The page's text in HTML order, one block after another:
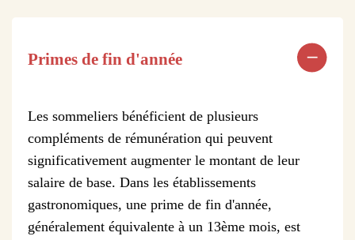
Primes de fin d'année
Les sommeliers bénéficient de plusieurs
compléments de rémunération qui peuvent
significativement augmenter le montant de leur
salaire de base. Dans les établissements
gastronomiques, une prime de fin d'année,
généralement équivalente à un 13ème mois, est